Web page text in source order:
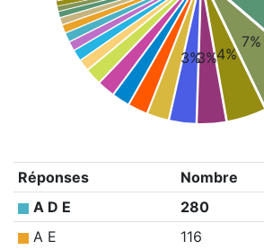
7%
4%
3%
3%
Réponses Nombre
A D E
280
A E
116